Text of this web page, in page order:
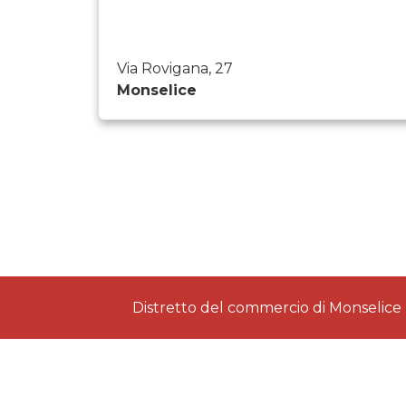
Via Rovigana, 27
Monselice
Distretto del commercio di Monselice